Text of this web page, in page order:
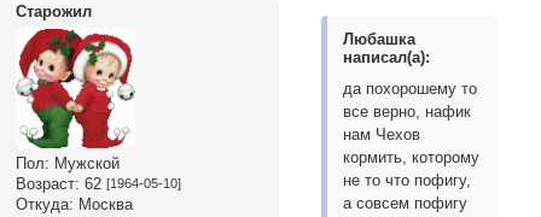
Старожил
Пол: Мужской
Возраст: 62 [1964-05-10]
Откуда: Москва
Любашка
написал(а):
да похорошему то
все верно, нафик
нам Чехов
кормить, которому
не то что пофигу,
а совсем пофигу